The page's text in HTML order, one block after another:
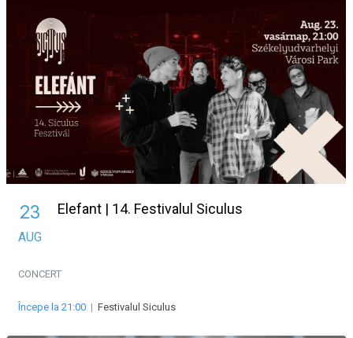
23
AUG
Elefant | 14. Festivalul Siculus
CONCERT
Începe la 21:00 | Festivalul Siculus